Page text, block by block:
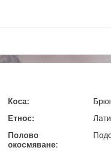
Коса:
Етнос:
Полово
окосмяване: